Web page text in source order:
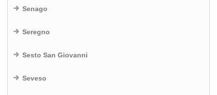
Senago
Seregno
Sesto San Giovanni
Seveso